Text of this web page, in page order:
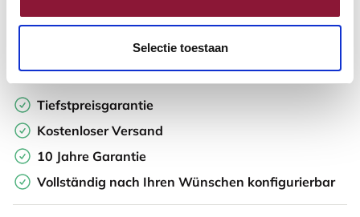
Selectie toestaan
komplett und fordern Sie direkt ein individuelles Angebot an.
Zur Vergleichsliste hinzufügen
Tiefstpreisgarantie
Kostenloser Versand
10 Jahre Garantie
Vollständig nach Ihren Wünschen konfigurierbar